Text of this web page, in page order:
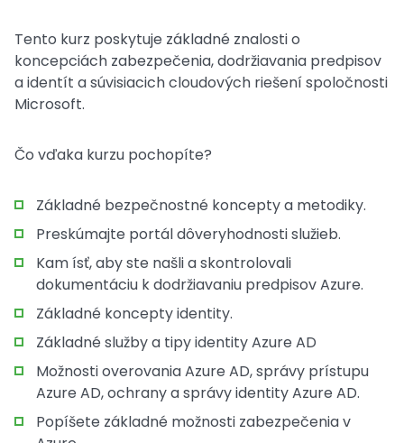
Tento kurz poskytuje základné znalosti o
koncepciách zabezpečenia, dodržiavania predpisov
a identít a súvisiacich cloudových riešení spoločnosti
Microsoft.
Čo vďaka kurzu pochopíte?
Základné bezpečnostné koncepty a metodiky.
Preskúmajte portál dôveryhodnosti služieb.
Kam ísť, aby ste našli a skontrolovali
dokumentáciu k dodržiavaniu predpisov Azure.
Základné koncepty identity.
Základné služby a tipy identity Azure AD
Možnosti overovania Azure AD, správy prístupu
Azure AD, ochrany a správy identity Azure AD.
Popíšete základné možnosti zabezpečenia v